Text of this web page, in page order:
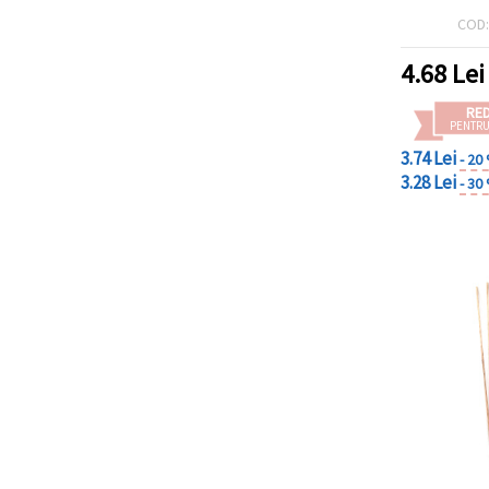
COD:
4.68 Lei
3.74 Lei- 20
3.28 Lei- 30